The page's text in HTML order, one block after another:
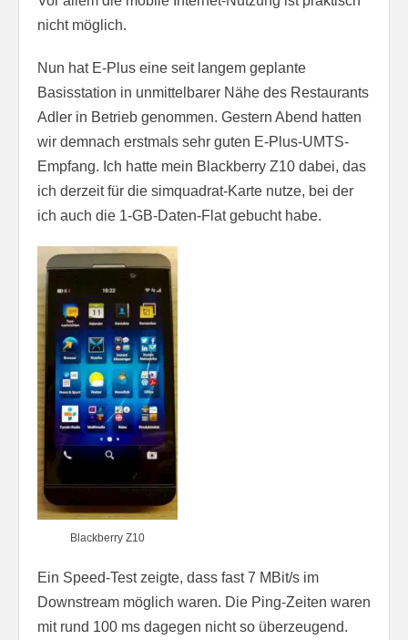
nicht möglich.
Nun hat E-Plus eine seit langem geplante
Basisstation in unmittelbarer Nähe des Restaurants
Adler in Betrieb genommen. Gestern Abend hatten
wir demnach erstmals sehr guten E-Plus-UMTS-
Empfang. Ich hatte mein Blackberry Z10 dabei, das
ich derzeit für die simquadrat-Karte nutze, bei der
ich auch die 1-GB-Daten-Flat gebucht habe.
Blackberry Z10
Ein Speed-Test zeigte, dass fast 7 MBit/s im
Downstream möglich waren. Die Ping-Zeiten waren
mit rund 100 ms dagegen nicht so überzeugend.